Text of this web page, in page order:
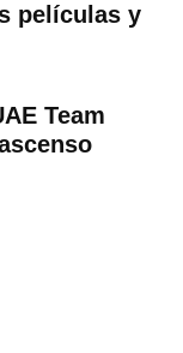
películas y
Team